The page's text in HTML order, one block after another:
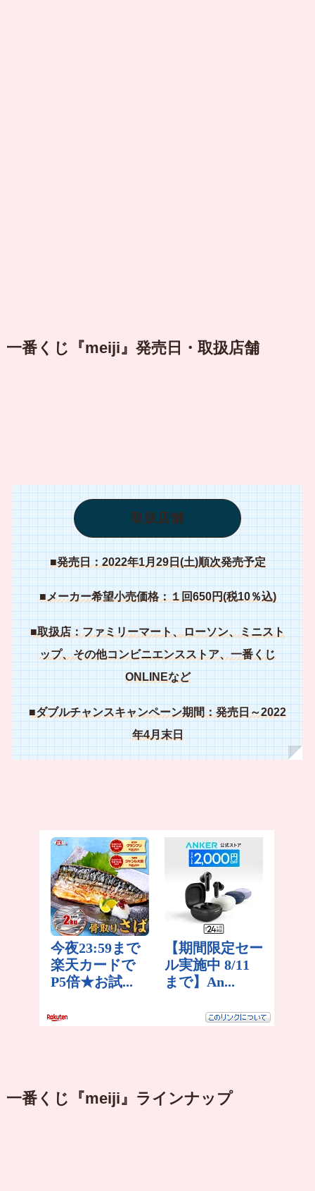
一番くじ『meiji』発売日・取扱店舗
取扱店舗
■発売日：2022年1月29日(土)順次発売予定
■メーカー希望小売価格：１回650円(税10％込)
■取扱店：ファミリーマート、ローソン、ミニスト
ップ、その他コンビニエンスストア、一番くじ
ONLINEなど
■ダブルチャンスキャンペーン期間：発売日～2022
年4月末日
一番くじ『meiji』ラインナップ